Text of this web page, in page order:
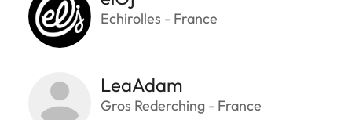
Echirolles - France
LeaAdam
Gros Rederching - France